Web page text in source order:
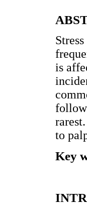
is
to
Key